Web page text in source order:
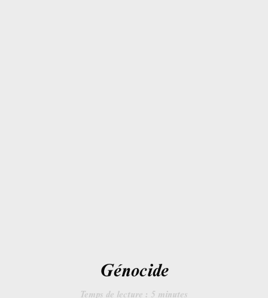
Génocide
Temps de lecture : 5 minutes